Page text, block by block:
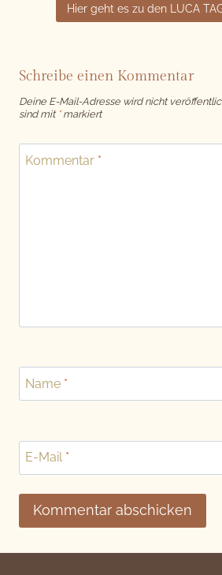
Hier geht es zu den LUCA
Schreibe einen Kommentar
Deine E-Mail-Adresse wird nicht
sind mit *markiert
Kommentar *
Name *
E-Mail *